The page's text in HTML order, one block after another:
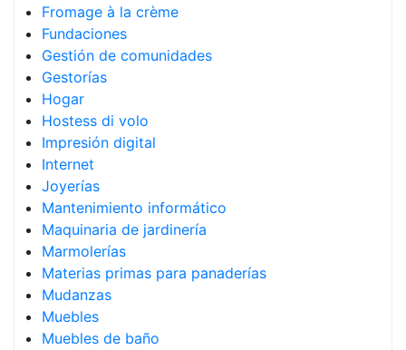
Fromage à la crème
Fundaciones
Gestión de comunidades
Gestorías
Hogar
Hostess di volo
Impresión digital
Internet
Joyerías
Mantenimiento informático
Maquinaria de jardinería
Marmolerías
Materias primas para panaderías
Mudanzas
Muebles
Muebles de baño